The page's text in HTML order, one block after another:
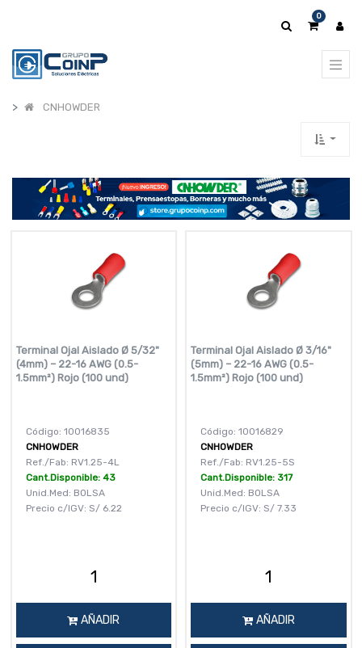
0
CNHOWDER
Terminal Ojal Aislado Ø 5/32"
(4mm) – 22-16 AWG (0.5-
1.5mm²) Rojo (100 und)
Código: 10016835
CNHOWDER
Ref./Fab: RV1.25-4L
Cant.Disponible: 43
Unid.Med: BOLSA
Precio c/IGV: S/ 6.22
AÑADIR
Terminal Ojal Aislado Ø 3/16"
(5mm) – 22-16 AWG (0.5-
1.5mm²) Rojo (100 und)
Código: 10016829
CNHOWDER
Ref./Fab: RV1.25-5S
Cant.Disponible: 317
Unid.Med: BOLSA
Precio c/IGV: S/ 7.33
AÑADIR